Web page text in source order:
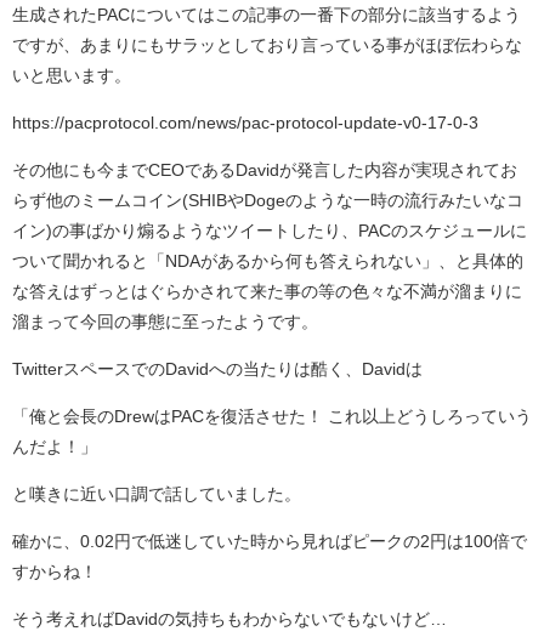
生成されたPACについてはこの記事の一番下の部分に該当するよう
ですが、あまりにもサラッとしており言っている事がほぼ伝わらな
いと思います。
https://pacprotocol.com/news/pac-protocol-update-v0-17-0-3
その他にも今までCEOであるDavidが発言した内容が実現されてお
らず他のミームコイン(SHIBやDogeのような一時の流行みたいなコ
イン)の事ばかり煽るようなツイートしたり、PACのスケジュールに
ついて聞かれると「NDAがあるから何も答えられない」、と具体的
な答えはずっとはぐらかされて来た事の等の色々な不満が溜まりに
溜まって今回の事態に至ったようです。
TwitterスペースでのDavidへの当たりは酷く、Davidは
「俺と会長のDrewはPACを復活させた！ これ以上どうしろっていう
んだよ！」
と嘆きに近い口調で話していました。
確かに、0.02円で低迷していた時から見ればピークの2円は100倍で
すからね！
そう考えればDavidの気持ちもわからないでもないけど…